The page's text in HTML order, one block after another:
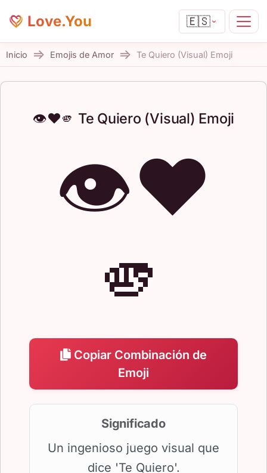
Love.You 🇪🇸
Inicio Emojis de Amor Te Quiero (Visual) Emoji
👁️❤️🫵 Te Quiero (Visual) Emoji
👁️❤️
🫵
Copiar Combinación de
Emoji
Significado
Un ingenioso juego visual que
dice 'Te Quiero'.